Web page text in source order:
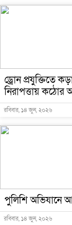
ড্রোন প্রযুক্তিতে
নিরাপত্তায় কঠোর
রবিবার, ১৪ জুন, ২০২৬
পুলিশি অভিযানে
রবিবার, ১৪ জুন, ২০২৬